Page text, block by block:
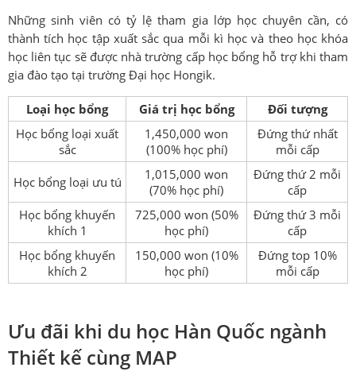
Những sinh viên có tỷ lệ tham gia lớp học chuyên cần, có
thành tích học tập xuất sắc qua mỗi kì học và theo học khóa
học liên tục sẽ được nhà trường cấp học bổng hỗ trợ khi tham
gia đào tạo tại trường Đại học Hongik.
Loại học bổng Giá trị học bổng
Đối tượng
Học bổng loại xuất
sắc
1,450,000 won
(100% học phí)
Đứng thứ nhất
mỗi cấp
Học bổng loại ưu tú
1,015,000 won
(70% học phí)
Đứng thứ 2 mỗi
cấp
Học bổng khuyến
khích 1
725,000 won (50%
học phí)
Đứng thứ 3 mỗi
cấp
Học bổng khuyến
khích 2
150,000 won (10%
học phí)
Đứng top 10%
mỗi cấp
Ưu đãi khi du học Hàn Quốc ngành
Thiết kế cùng MAP